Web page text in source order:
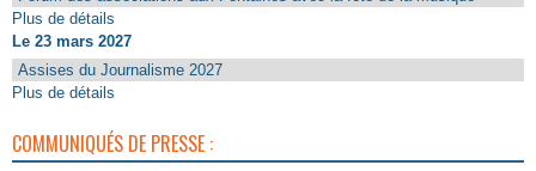
Plus de détails
Le 23 mars 2027
Assises du Journalisme 2027
Plus de détails
COMMUNIQUÉS DE PRESSE :